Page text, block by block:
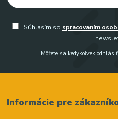
Súhlasím so spracovaním
Môžete sa kedykoľvek
Informácie pre